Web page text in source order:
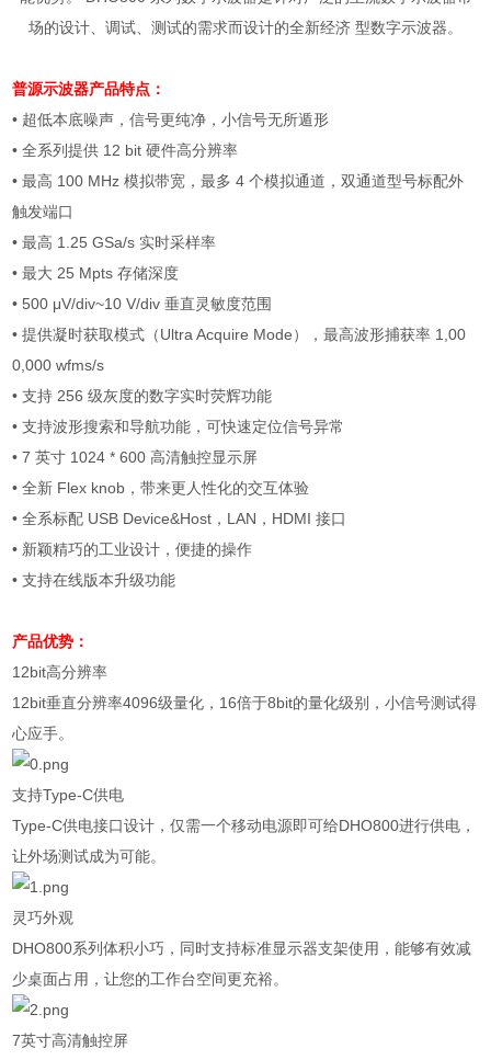
场的设计、调试、测试的需求而设计的全新经济 型数字示波器。
普源示波器产品特点：
• 超低本底噪声，信号更纯净，小信号无所遁形
•全系列提供 12 bit硬件高分辨率
•最高 100 MHz模拟带宽，最多 4个模拟通道，双通道型号标配外
触发端口
•最高 1.25 GSa/s 实时采样率
•最大 25 Mpts存储深度
• 500 μV/div~10 V/div垂直灵敏度范围
•提供凝时获取模式（Ultra Acquire Mode），最高波形捕获率 1,00
0,000 wfms/s
•支持 256级灰度的数字实时荧辉功能
•支持波形搜索和导航功能，可快速定位信号异常
• 7英寸 1024 * 600高清触控显示屏
•全新 Flex knob ，带来更人性化的交互体验
•全系标配 USB Device&Host ， LAN ， HDMI接口
• 新颖精巧的工业设计，便捷的操作
•支持在线版本升级功能
产品优势：
12bit高分辨率
12bit垂直分辨率4096级量化， 16倍于8bit的量化级别，小信号测试得
心应手。
支持Type-C供电
Type-C供电接口设计，仅需一个移动电源即可给DHO800进行供电，
让外场测试成为可能。
灵巧外观
DHO800系列体积小巧，同时支持标准显示器支架使用，能够有效减
少桌面占用，让您的工作台空间更充裕。
7英寸高清触控屏